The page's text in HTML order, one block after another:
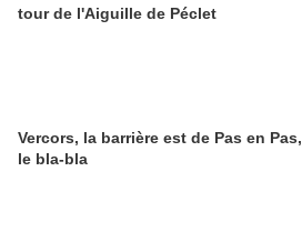
tour de l'Aiguille de Péclet
Vercors, la barrière est de Pas en Pas,
le bla-bla